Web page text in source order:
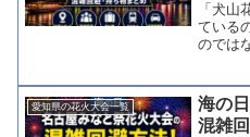
「犬山
ている
のでは
すると
催形
日程・
物まで
愛知県の花火大会一覧
海の
混雑